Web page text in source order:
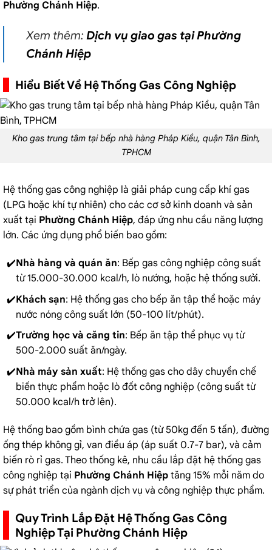
Phường Chánh Hiệp.
Xem thêm: Dịch vụ giao gas tại Phường
Chánh Hiệp
Hiểu Biết Về Hệ Thống Gas Công Nghiệp
Kho gas trung tâm tại bếp nhà hàng Pháp Kiều, quận Tân Bình,
TPHCM
Hệ thống gas công nghiệp là giải pháp cung cấp khí gas
(LPG hoặc khí tự nhiên) cho các cơ sở kinh doanh và sản
xuất tại Phường Chánh Hiệp, đáp ứng nhu cầu năng lượng
lớn. Các ứng dụng phổ biến bao gồm:
Nhà hàng và quán ăn: Bếp gas công nghiệp công suất
từ 15.000-30.000 kcal/h, lò nướng, hoặc hệ thống sưởi.
Khách sạn: Hệ thống gas cho bếp ăn tập thể hoặc máy
nước nóng công suất lớn (50-100 lít/phút).
Trường học và căng tin: Bếp ăn tập thể phục vụ từ
500-2.000 suất ăn/ngày.
Nhà máy sản xuất: Hệ thống gas cho dây chuyền chế
biến thực phẩm hoặc lò đốt công nghiệp (công suất từ
50.000 kcal/h trở lên).
Hệ thống bao gồm bình chứa gas (từ 50kg đến 5 tấn), đường
ống thép không gỉ, van điều áp (áp suất 0.7-7 bar), và cảm
biến rò rỉ gas. Theo thống kê, nhu cầu lắp đặt hệ thống gas
công nghiệp tại Phường Chánh Hiệp tăng 15% mỗi năm do
sự phát triển của ngành dịch vụ và công nghiệp thực phẩm.
Quy Trình Lắp Đặt Hệ Thống Gas Công
Nghiệp Tại Phường Chánh Hiệp